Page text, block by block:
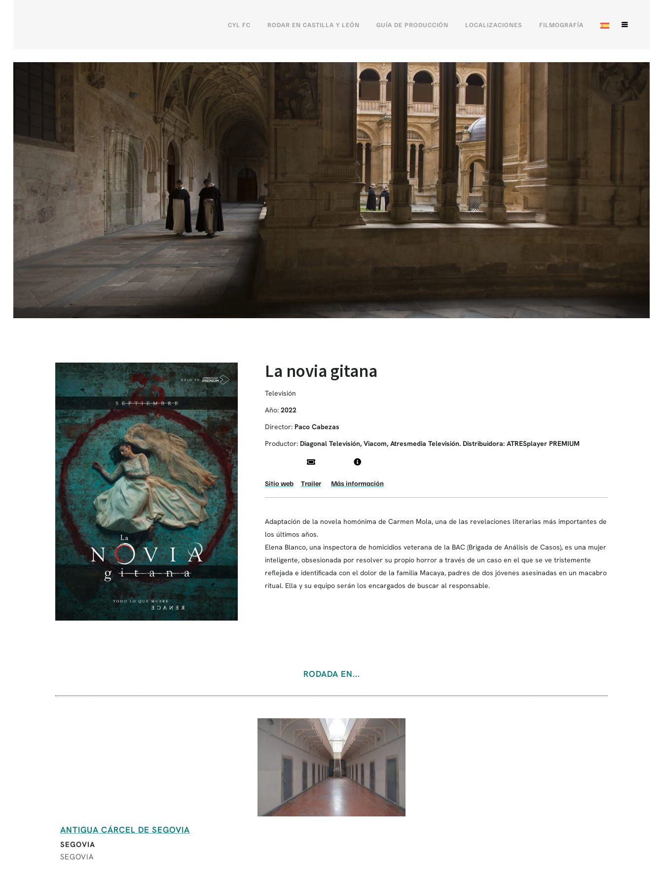
CYL FC RODAR EN CASTILLA Y LEÓN GUÍA DE PRODUCCIÓN LOCALIZACIONES FILMOGRAFÍA
La novia gitana
Televisión
Año: 2022
Director: Paco Cabezas
Productor: Diagonal Televisión, Viacom, Atresmedia Televisión. Distribuidora: ATRESplayer PREMIUM
Sitio web Trailer Más información
Adaptación de la novela homónima de Carmen Mola, una de las revelaciones literarias más importantes de
los últimos años.
Elena Blanco, una inspectora de homicidios veterana de la BAC (Brigada de Análisis de Casos), es una mujer
inteligente, obsesionada por resolver su propio horror a través de un caso en el que se ve tristemente
reflejada e identificada con el dolor de la familia Macaya, padres de dos jóvenes asesinadas en un macabro
ritual. Ella y su equipo serán los encargados de buscar al responsable.
RODADA EN...
ANTIGUA CÁRCEL DE SEGOVIA
SEGOVIA
SEGOVIA